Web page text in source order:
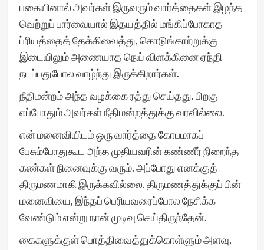
பகையினால் அவர்கள் இருவரும் வார்த்தைகள் இழந்த
வெற்றுப் பார்வையால் இதயத்தில் மங்கிப்போகாத
ப்ரியத்தைத் தேக்கிவைத்து, கொடுங்காற்றுக்கு
இடையிலும் அணையாத நெய் விளக்கினை ஏந்தி
நடப்பதுபோல வாழ்ந்து இருக்கிறார்கள்.
நீதிமன்றம் அந்த வழக்கை ரத்து செய்தது. பிறகு
எப்போதும் அவர்கள் நீதிமன்றத்துக்கு வரவில்லை.
என் மனைவியிடம் ஒரு வார்த்தை கோபமாகப்
பேசும்போதுகூட அந்த முதியவரின் கண்ணீர் நிறைந்த
கண்கள் நினைவுக்கு வரும். அப்போது எனக்குத்
திருமணமாகி இருக்கவில்லை. திருமணத்துக்குப் பின்
மனைவியை, இந்தப் பெரியவரைப்போல நேசிக்க
வேண்டும் என்று நான் முடிவு செய்திருந்தேன்.
கைகளுக்குள் பொத்திவைத்துக்கொள்ளும் அளவு,